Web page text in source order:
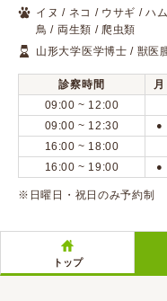
Calooペットとは？
口コミ投稿
イヌ / ネコ / ウサギ / ハ
鳥 / 両生類 / 爬虫類
山形大学医学博士 / 獣医
診察時間 月
09:00 ~ 12:00
09:00 ~ 12:30 ●
16:00 ~ 18:00
16:00 ~ 19:00 ●
※日曜日・祝日のみ予約制
トップ